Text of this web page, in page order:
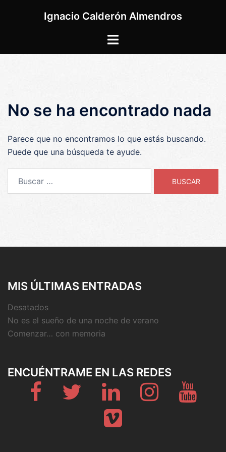
Ignacio Calderón Almendros
Alternar
No se ha encontrado nada
Parece que no encontramos lo que estás buscando.
Puede que una búsqueda te ayude.
MIS ÚLTIMAS ENTRADAS
Desatados
No es el sueño de una noche de verano
Comenzar… con memoria
ENCUÉNTRAME EN LAS REDES
Fb Twitter Linkedin Instagram
Vimeo